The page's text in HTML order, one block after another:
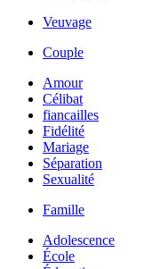
Veuvage
Couple
Amour
Célibat
fiancailles
Fidélité
Mariage
Séparation
Sexualité
Famille
Adolescence
École